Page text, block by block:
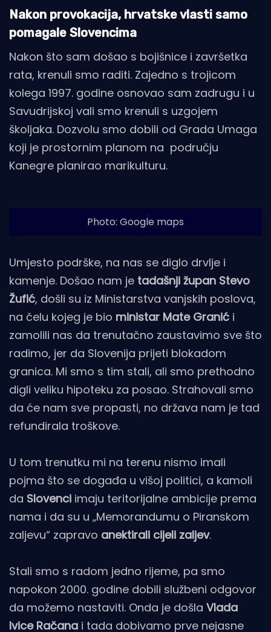
Nakon provokacija, hrvatske vlasti samo
pomagale Slovencima
Nakon što sam došao s bojišnice i završetka
rata, krenuli smo raditi. Zajedno s trojicom
kolega 1997. godine osnovao sam zadrugu i u
Savudrijskoj vali smo krenuli s uzgojem
školjaka. Dozvolu smo dobili od Grada Umaga
koji je prostornim planom na području
Kanegre planirao marikulturu.
Photo: Google maps
Umjesto podrške, na nas se diglo drvlje i
kamenje. Došao nam je tadašnji župan Stevo
Žufić, došli su iz Ministarstva vanjskih poslova,
na čelu kojeg je bio ministar Mate Granić i
zamolili nas da trenutačno zaustavimo sve što
radimo, jer da Slovenija prijeti blokadom
granica. Mi smo s tim stali, ali smo prethodno
digli veliku hipoteku za posao. Strahovali smo
da će nam sve propasti, no država nam je tad
refundirala troškove.
U tom trenutku mi na terenu nismo imali
pojma što se događa u višoj politici, a kamoli
da Slovenci imaju teritorijalne ambicije prema
nama i da su u „Memorandumu o Piranskom
zaljevu“ zapravo anektirali cijeli zaljev.
Stali smo s radom jedno rijeme, pa smo
napokon 2000. godine dobili službeni odgovor
da možemo nastaviti. Onda je došla Vlada
Ivice Račana i tada dobivamo prve nejasne